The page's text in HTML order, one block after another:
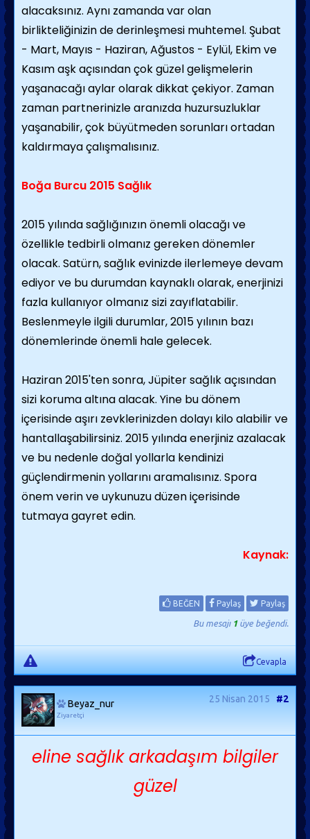
alacaksınız. Aynı zamanda var olan
birlikteliğinizin de derinleşmesi muhtemel. Şubat
- Mart, Mayıs - Haziran, Ağustos - Eylül, Ekim ve
Kasım aşk açısından çok güzel gelişmelerin
yaşanacağı aylar olarak dikkat çekiyor. Zaman
zaman partnerinizle aranızda huzursuzluklar
yaşanabilir, çok büyütmeden sorunları ortadan
kaldırmaya çalışmalısınız.
Boğa Burcu 2015 Sağlık
2015 yılında sağlığınızın önemli olacağı ve
özellikle tedbirli olmanız gereken dönemler
olacak. Satürn, sağlık evinizde ilerlemeye devam
ediyor ve bu durumdan kaynaklı olarak, enerjinizi
fazla kullanıyor olmanız sizi zayıflatabilir.
Beslenmeyle ilgili durumlar, 2015 yılının bazı
dönemlerinde önemli hale gelecek.
Haziran 2015'ten sonra, Jüpiter sağlık açısından
sizi koruma altına alacak. Yine bu dönem
içerisinde aşırı zevklerinizden dolayı kilo alabilir ve
hantallaşabilirsiniz. 2015 yılında enerjiniz azalacak
ve bu nedenle doğal yollarla kendinizi
güçlendirmenin yollarını aramalısınız. Spora
önem verin ve uykunuzu düzen içerisinde
tutmaya gayret edin.
Kaynak:
BEĞEN Paylaş Paylaş
Bu mesajı 1üye beğendi.
Cevapla
Beyaz_nur
Ziyaretçi
25 Nisan 2015 #2
eline sağlık arkadaşım bilgiler
güzel